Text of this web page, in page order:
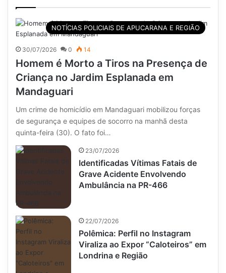
NOTÍCIAS POLICIAIS DE APUCARANA E REGIÃO
30/07/2026 0 14
Homem é Morto a Tiros na Presença de
Criança no Jardim Esplanada em
Mandaguari
Um crime de homicídio em Mandaguari mobilizou forças
de segurança e equipes de socorro na manhã desta
quinta-feira (30). O fato foi…
23/07/2026
Identificadas Vítimas Fatais de
Grave Acidente Envolvendo
Ambulância na PR-466
22/07/2026
Polêmica: Perfil no Instagram
Viraliza ao Expor “Caloteiros” em
Londrina e Região